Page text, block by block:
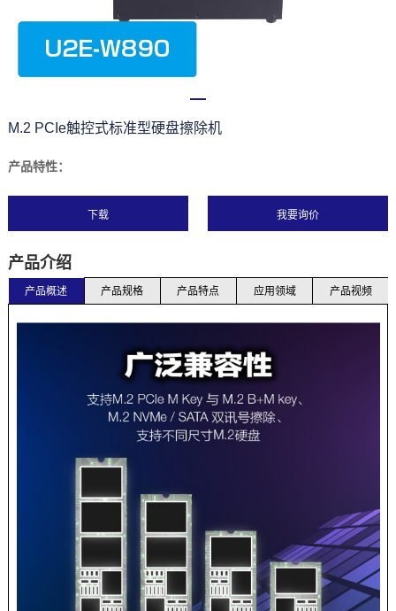
M.2 PCIe触控式标准型硬盘擦除机
产品特性：
下载
产品介绍
产品概述 产品规格 产品特点 应用领域 产品视频